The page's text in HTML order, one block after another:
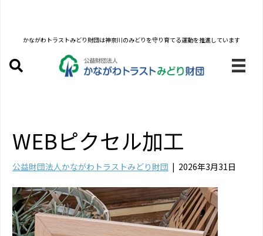
かながわトラストみどり財団は神奈川のみどりを守り育てる運動を推進しています
WEBピクセル加工
公益財団法人かながわトラストみどり財団 | 2026年3月31日